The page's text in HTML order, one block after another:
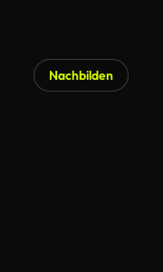
Nachbilden